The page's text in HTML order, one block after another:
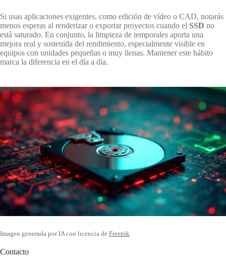
Si usas aplicaciones exigentes, como edición de vídeo o CAD, notarás
menos esperas al renderizar o exportar proyectos cuando el SSD no
está saturado. En conjunto, la limpieza de temporales aporta una
mejora real y sostenida del rendimiento, especialmente visible en
equipos con unidades pequeñas o muy llenas. Mantener este hábito
marca la diferencia en el día a día.
Imagen generada por IA con licencia de Freepik
Contacto